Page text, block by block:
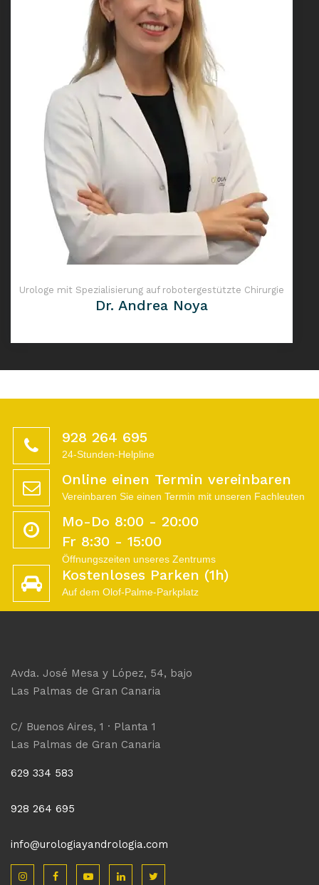
Urologe mit Spezialisierung auf robotergestützte Chirurgie
Dr. Andrea Noya
928 264 695
24-Stunden-Helpline
Online einen Termin vereinbaren
Vereinbaren Sie einen Termin mit unseren Fachleuten
Mo-Do 8:00 - 20:00
Fr 8:30 - 15:00
Öffnungszeiten unseres Zentrums
Kostenloses Parken (1h)
Auf dem Olof-Palme-Parkplatz
Avda. José Mesa y López, 54, bajo
Las Palmas de Gran Canaria
C/ Buenos Aires, 1 · Planta 1
Las Palmas de Gran Canaria
629 334 583
928 264 695
info@urologiayandrologia.com